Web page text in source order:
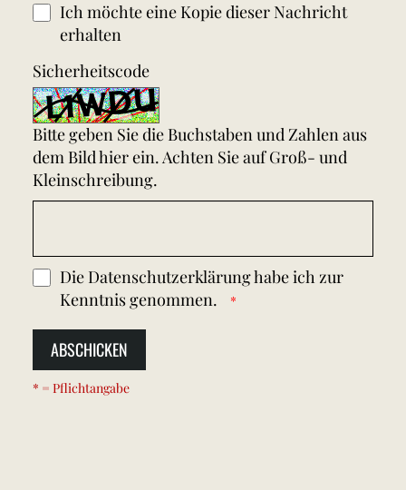
Ich möchte eine Kopie dieser Nachricht
erhalten
Sicherheitscode
Bitte geben Sie die Buchstaben und Zahlen aus
dem Bild hier ein. Achten Sie auf Groß- und
Kleinschreibung.
Die Datenschutzerklärunghabe ich zur
Kenntnis genommen.
ABSCHICKEN
* = Pflichtangabe